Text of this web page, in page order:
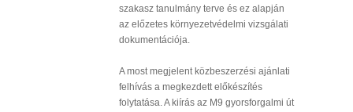
szakasz tanulmány terve és ez alapján
az előzetes környezetvédelmi vizsgálati
dokumentációja.
A most megjelent közbeszerzési ajánlati
felhívás a megkezdett előkészítés
folytatása. A kiírás az M9 gyorsforgalmi út